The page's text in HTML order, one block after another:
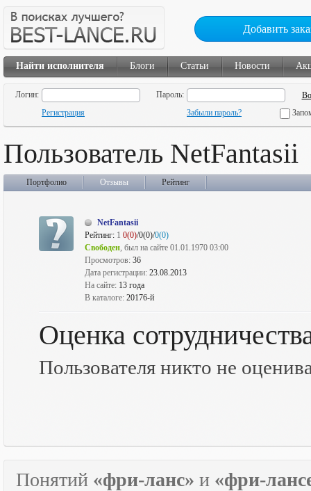
Добавить
Найти исполнителя Блоги Статьи Новости
Логин:
Пароль:
Регистрация
Забыли пароль?
Пользователь NetFantasii
Портфолио Отзывы Рейтинг
NetFantasii
Рейтинг: 1 0(0)/0(0)/0(0)
Свободен, был на сайте 01.01.1970 03:00
Просмотров: 36
Дата регистрации: 23.08.2013
На сайте: 13 года
В каталоге: 20176-й
Оценка
Пользователя никто не
Понятий «фри-ланс» и «фри-